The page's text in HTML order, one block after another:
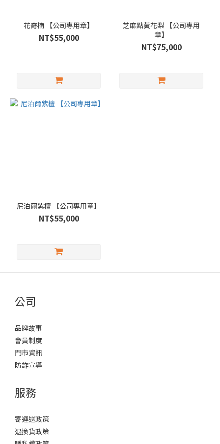
花奇楠 【公司專用章】
NT$55,000
芝麻點黃花梨 【公司專用
章】
NT$75,000
尼泊爾紫檀 【公司專用章】
NT$55,000
公司
品牌故事
會員制度
門市資訊
防詐宣導
服務
寄運送政策
退換貨政策